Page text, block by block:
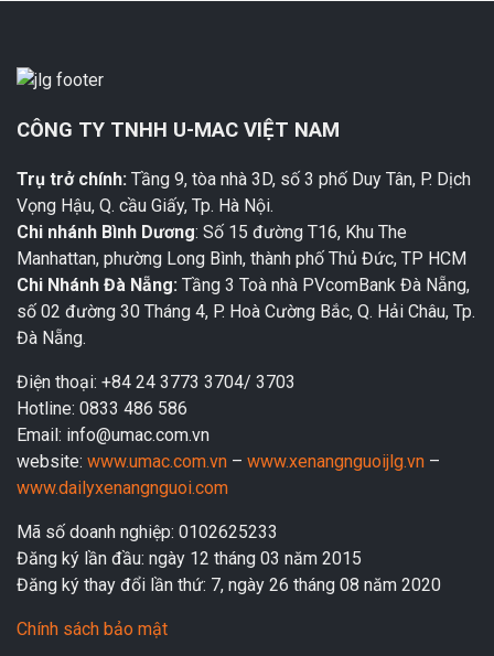
CÔNG TY TNHH U-MAC VIỆT NAM
Trụ trở chính: Tầng 9, tòa nhà 3D, số 3 phố Duy Tân, P. Dịch
Vọng Hậu, Q. cầu Giấy, Tp. Hà Nội.
Chi nhánh Bình Dương: Số 15 đường T16, Khu The
Manhattan, phường Long Bình, thành phố Thủ Đức, TP HCM
Chi Nhánh Đà Nẵng: Tầng 3 Toà nhà PVcomBank Đà Nẵng,
số 02 đường 30 Tháng 4, P. Hoà Cường Bắc, Q. Hải Châu, Tp.
Đà Nẵng.
Điện thoại: +84 24 3773 3704/ 3703
Hotline: 0833 486 586
Email: info@umac.com.vn
website: www.umac.com.vn – www.xenangnguoijlg.vn –
www.dailyxenangnguoi.com
Mã số doanh nghiệp: 0102625233
Đăng ký lần đầu: ngày 12 tháng 03 năm 2015
Đăng ký thay đổi lần thứ: 7, ngày 26 tháng 08 năm 2020
Chính sách bảo mật